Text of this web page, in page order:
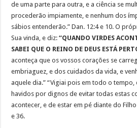
de uma parte para outra, e a ciência se
procederão impiamente, e nenhum dos
sábios entenderão.” Dan. 12:4 e 10. O
Sua vinda, e diz:“QUANDO VIRDES
SABEI QUE O REINO DE DEUS ESTÁ
aconteça que os vossos corações se
embriaguez, e dos cuidados da vida, e
aquele dia.” “Vigiai pois em todo o
havidos por dignos de evitar todas estas
acontecer, e de estar em pé diante do
e 36.